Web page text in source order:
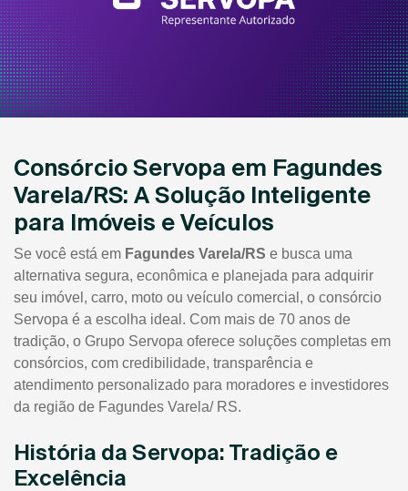
Consórcio Servopa em Fagundes
Varela/RS: A Solução Inteligente
para Imóveis e Veículos
Se você está em Fagundes Varela/RS e busca uma
alternativa segura, econômica e planejada para adquirir
seu imóvel, carro, moto ou veículo comercial, o consórcio
Servopa é a escolha ideal. Com mais de 70 anos de
tradição, o Grupo Servopa oferece soluções completas em
consórcios, com credibilidade, transparência e
atendimento personalizado para moradores e investidores
da região de Fagundes Varela/ RS.
História da Servopa: Tradição e
Excelência